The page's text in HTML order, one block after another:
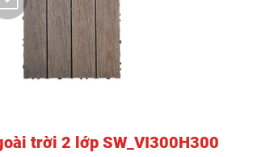
trời 2 lớp SW_VI300H300